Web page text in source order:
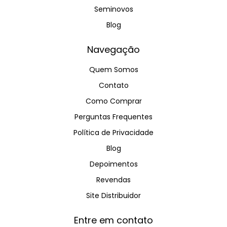
Seminovos
Blog
Navegação
Quem Somos
Contato
Como Comprar
Perguntas Frequentes
Política de Privacidade
Blog
Depoimentos
Revendas
Site Distribuidor
Entre em contato